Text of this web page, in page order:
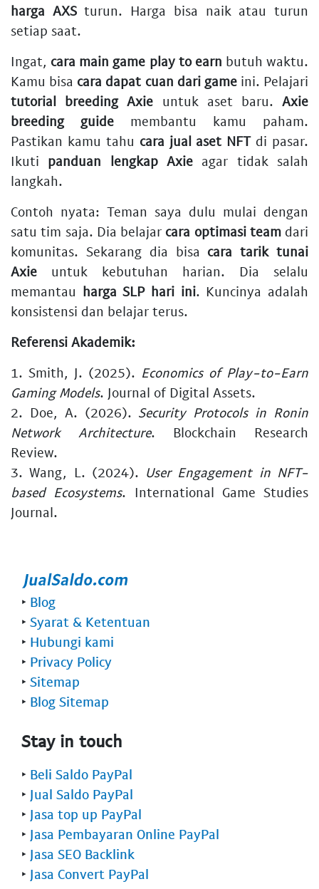
harga AXSturun. Harga bisa naik atau turun
setiap saat.
Ingat, cara main game play to earn butuh waktu.
Kamu bisa cara dapat cuan dari gameini. Pelajari
tutorial breeding Axie untuk aset baru.Axie
breeding guide membantu kamu paham.
Pastikan kamu tahu cara jual aset NFTdi pasar.
Ikuti panduan lengkap Axie agar tidak salah
langkah.
Contoh nyata: Teman saya dulu mulai dengan
satu tim saja. Dia belajar cara optimasi teamdari
komunitas. Sekarang dia bisa cara tarik tunai
Axie untuk kebutuhan harian. Dia selalu
memantau harga SLP hari ini. Kuncinya adalah
konsistensi dan belajar terus.
Referensi Akademik:
1. Smith, J. (2025). Economics of Play-to-Earn
Gaming Models. Journal of Digital Assets.
2. Doe, A. (2026). Security Protocols in Ronin
Network Architecture. Blockchain Research
Review.
3. Wang, L. (2024). User Engagement in NFT-
based Ecosystems. International Game Studies
Journal.
‣ Blog
‣ Syarat & Ketentuan
‣ Hubungi kami
‣ Privacy Policy
‣ Sitemap
‣ Blog Sitemap
Stay in touch
‣ Beli Saldo PayPal
‣ Jual Saldo PayPal
‣ Jasa top up PayPal
‣ Jasa Pembayaran Online PayPal
‣ Jasa SEO Backlink
‣ Jasa Convert PayPal